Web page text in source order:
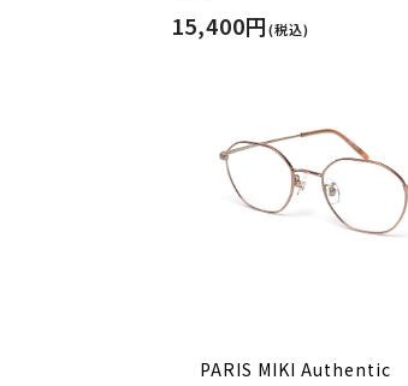
15,400円(税込)
PARIS MIKI Authentic